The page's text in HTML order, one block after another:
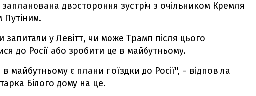
двостороння зустріч з очільником Кремля
Путіним.
запитали у Левітт, чи може Трамп після цього
до Росії або зробити це в майбутньому.
майбутньому є плани поїздки до Росії", – відповіла
Білого дому на це.